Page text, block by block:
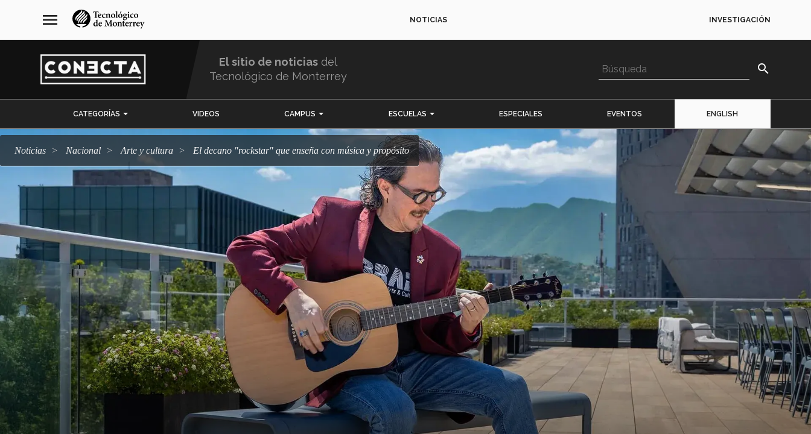
navegación
principal
menu NOTICIAS INVESTIGACIÓN
El sitio de noticias del
Tecnológico de Monterrey
search
CATEGORÍAS VIDEOS CAMPUS ESCUELAS ESPECIALES EVENTOS ENGLISH
Noticias Nacional arte y cultura El decano "rockstar" que enseña con música y propósito